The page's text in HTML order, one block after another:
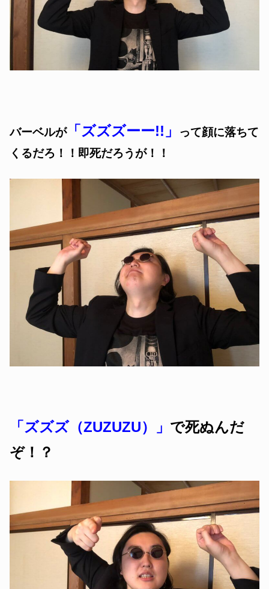
バーベルが「ズズズーー!!」
って顔に落ちて
くるだろ！！即死だろうが！！
「ズズズ（ZUZUZU）」 で死ぬんだ
ぞ！？